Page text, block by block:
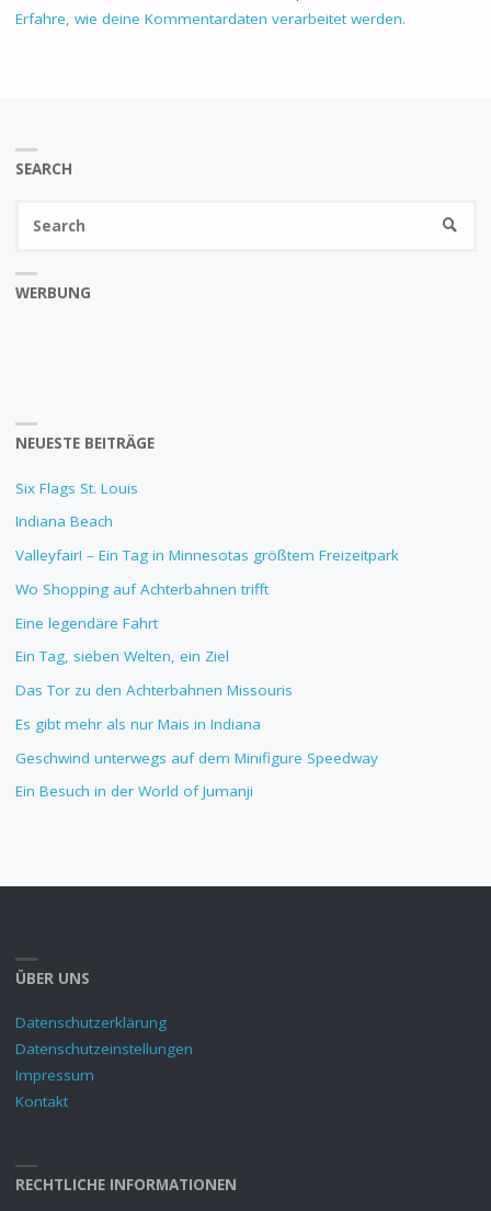
Erfahre, wie deine Kommentardaten verarbeitet werden.
SEARCH
WERBUNG
NEUESTE BEITRÄGE
Six Flags St. Louis
Indiana Beach
Valleyfair! – Ein Tag in Minnesotas größtem Freizeitpark
Wo Shopping auf Achterbahnen trifft
Eine legendäre Fahrt
Ein Tag, sieben Welten, ein Ziel
Das Tor zu den Achterbahnen Missouris
Es gibt mehr als nur Mais in Indiana
Geschwind unterwegs auf dem Minifigure Speedway
Ein Besuch in der World of Jumanji
ÜBER UNS
Datenschutzerklärung
Datenschutzeinstellungen
Impressum
Kontakt
RECHTLICHE INFORMATIONEN